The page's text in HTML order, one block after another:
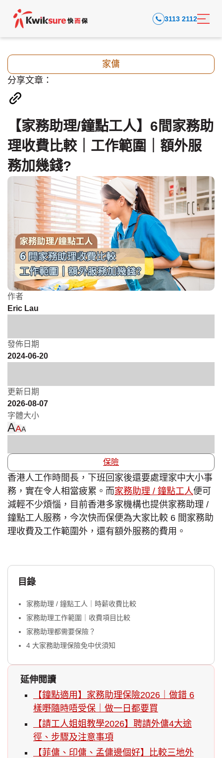
3113 2112
家傭
分享文章：
【家務助理/鐘點工人】6間家務助
理收費比較｜工作範圍｜額外服
務加幾錢?
作者
Eric Lau
發佈日期
2024-06-20
更新日期
2026-08-07
字體大小
AAA
保險
香港人工作時間長，下班回家後還要處理家中大小事
務，實在令人相當疲累。而家務助理 / 鐘點工人便可
減輕不少煩惱，目前香港多家機構也提供家務助理 /
鐘點工人服務，今次快而保便為大家比較 6 間家務助
理收費及工作範圍外，還有額外服務的費用。
目錄
家務助理 / 鐘點工人｜時薪收費比較
家務助理工作範圍｜收費項目比較
家務助理都需要保險？
4 大家務助理保險免中伏須知
延伸閲讀
【鐘點適用】家務助理保險2026｜做錯 6
樣嘢隨時唔受保｜做一日都要買
【請工人姐姐教學2026】聘請外傭4大途
徑、步驟及注意事項
【菲傭、印傭、孟傭邊個好】比較三地外